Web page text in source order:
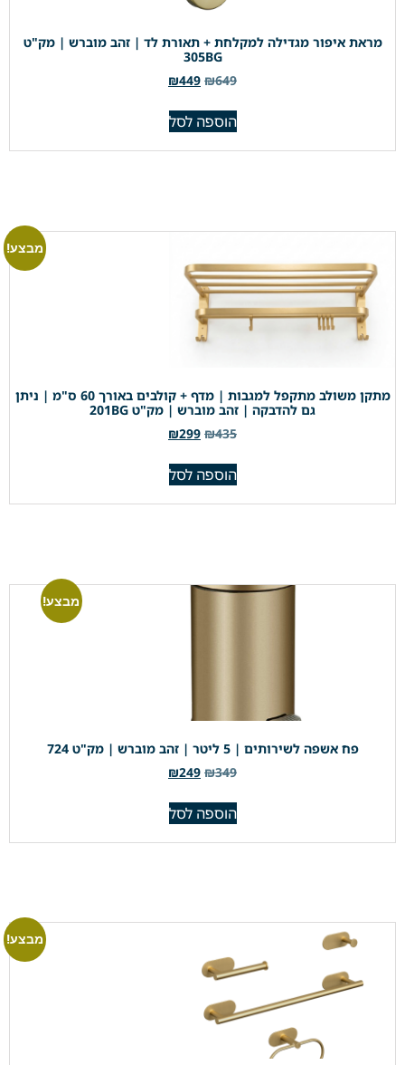
מראת איפור מגדילה למקלחת + תאורת לד | זהב מוברש | מק"ט
305BG
₪649
₪449
הוספה לסל
מבצע!
מתקן משולב מתקפל למגבות | מדף + קולבים באורך 60 ס"מ | ניתן
גם להדבקה | זהב מוברש | מק"ט 201BG
₪435
₪299
הוספה לסל
מבצע!
פח אשפה לשירותים | 5 ליטר | זהב מוברש | מק"ט 724
₪349
₪249
הוספה לסל
מבצע!